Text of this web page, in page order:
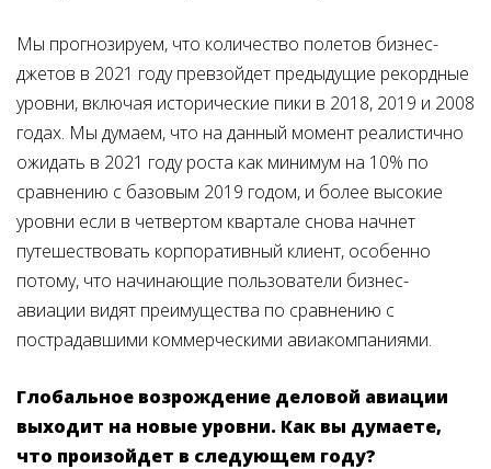
Мы прогнозируем, что количество полетов бизнес-
джетов в 2021 году превзойдет предыдущие рекордные
уровни, включая исторические пики в 2018, 2019 и 2008
годах. Мы думаем, что на данный момент реалистично
ожидать в 2021 году роста как минимум на 10% по
сравнению с базовым 2019 годом, и более высокие
уровни если в четвертом квартале снова начнет
путешествовать корпоративный клиент, особенно
потому, что начинающие пользователи бизнес-
авиации видят преимущества по сравнению с
пострадавшими коммерческими авиакомпаниями.
Глобальное возрождение деловой авиации
выходит на новые уровни. Как вы думаете,
что произойдет в следующем году?